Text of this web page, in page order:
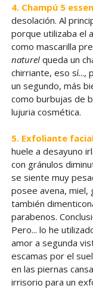
4. Champú 5
desolación. Al
porque utilizaba el
como mascarilla
naturelqueda un
chirriante, eso sí...,
un segundo, más
como burbujas de
lujuria cosmética.
5. Exfoliante
huele a desayuno
con gránulos
se siente muy
posee avena, miel,
también
parabenos.
Pero... lo he
amor a segunda
escamas por el
en las piernas
irrisorio para un